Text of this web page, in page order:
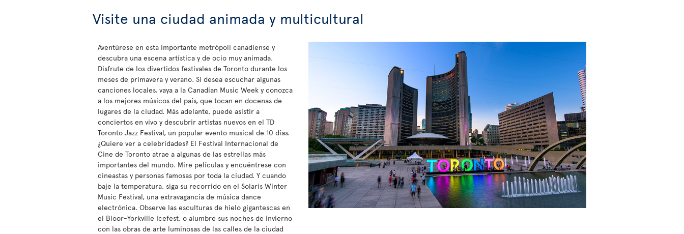
Visite una ciudad animada y multicultural
Aventúrese en esta importante metrópoli canadiense y
descubra una escena artística y de ocio muy animada.
Disfrute de los divertidos festivales de Toronto durante los
meses de primavera y verano. Si desea escuchar algunas
canciones locales, vaya a la Canadian Music Week y conozca
a los mejores músicos del país, que tocan en docenas de
lugares de la ciudad. Más adelante, puede asistir a
conciertos en vivo y descubrir artistas nuevos en el TD
Toronto Jazz Festival, un popular evento musical de 10 días.
¿Quiere ver a celebridades? El Festival Internacional de
Cine de Toronto atrae a algunas de las estrellas más
importantes del mundo. Mire películas y encuéntrese con
cineastas y personas famosas por toda la ciudad. Y cuando
baje la temperatura, siga su recorrido en el Solaris Winter
Music Festival, una extravagancia de música dance
electrónica. Observe las esculturas de hielo gigantescas en
el Bloor-Yorkville Icefest, o alumbre sus noches de invierno
con las obras de arte luminosas de las calles de la ciudad